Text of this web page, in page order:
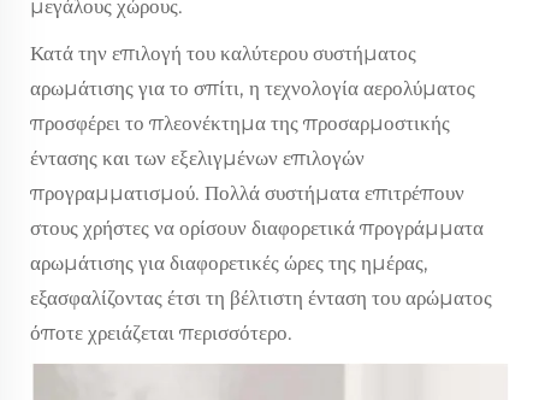
μεγάλους χώρους.
Κατά την επιλογή του καλύτερου συστήματος
αρωμάτισης για το σπίτι, η τεχνολογία αερολύματος
προσφέρει το πλεονέκτημα της προσαρμοστικής
έντασης και των εξελιγμένων επιλογών
προγραμματισμού. Πολλά συστήματα επιτρέπουν
στους χρήστες να ορίσουν διαφορετικά προγράμματα
αρωμάτισης για διαφορετικές ώρες της ημέρας,
εξασφαλίζοντας έτσι τη βέλτιστη ένταση του αρώματος
όποτε χρειάζεται περισσότερο.